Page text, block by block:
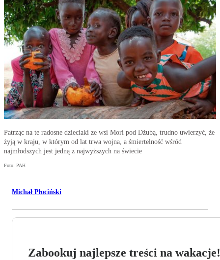
Patrząc na te radosne dzieciaki ze wsi Mori pod Dżubą, trudno uwierzyć, że
żyją w kraju, w którym od lat trwa wojna, a śmiertelność wśród
najmłodszych jest jedną z najwyższych na świecie
Foto: PAH
Michał Płociński
Zabookuj najlepsze treści na wakacje!